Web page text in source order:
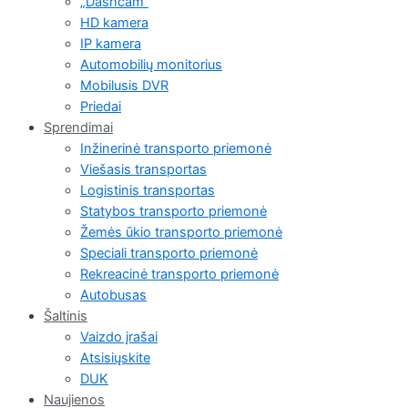
HD kamera
IP kamera
Automobilių monitorius
Mobilusis DVR
Priedai
Sprendimai
Inžinerinė transporto priemonė
Viešasis transportas
Logistinis transportas
Statybos transporto priemonė
Žemės ūkio transporto priemonė
Speciali transporto priemonė
Rekreacinė transporto priemonė
Autobusas
Šaltinis
Vaizdo įrašai
Atsisiųskite
DUK
Naujienos